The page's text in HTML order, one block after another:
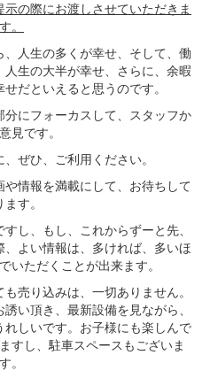
の際にお渡しさせていただきま
す。
人生の多くが幸せ、そして、働
生の大半が幸せ、さらに、余暇
だといえると思うのです。
にフォーカスして、スタッフか
見です。
ぜひ、ご利用ください。
や情報を満載にして、お待ちして
ます。
し、もし、これからずーと先、
よい情報は、多ければ、多いほ
いただくことが出来ます。
売り込みは、一切ありません。
い頂き、最新設備を見ながら、
しいです。お子様にも楽しんで
すし、駐車スペースもございま
す。